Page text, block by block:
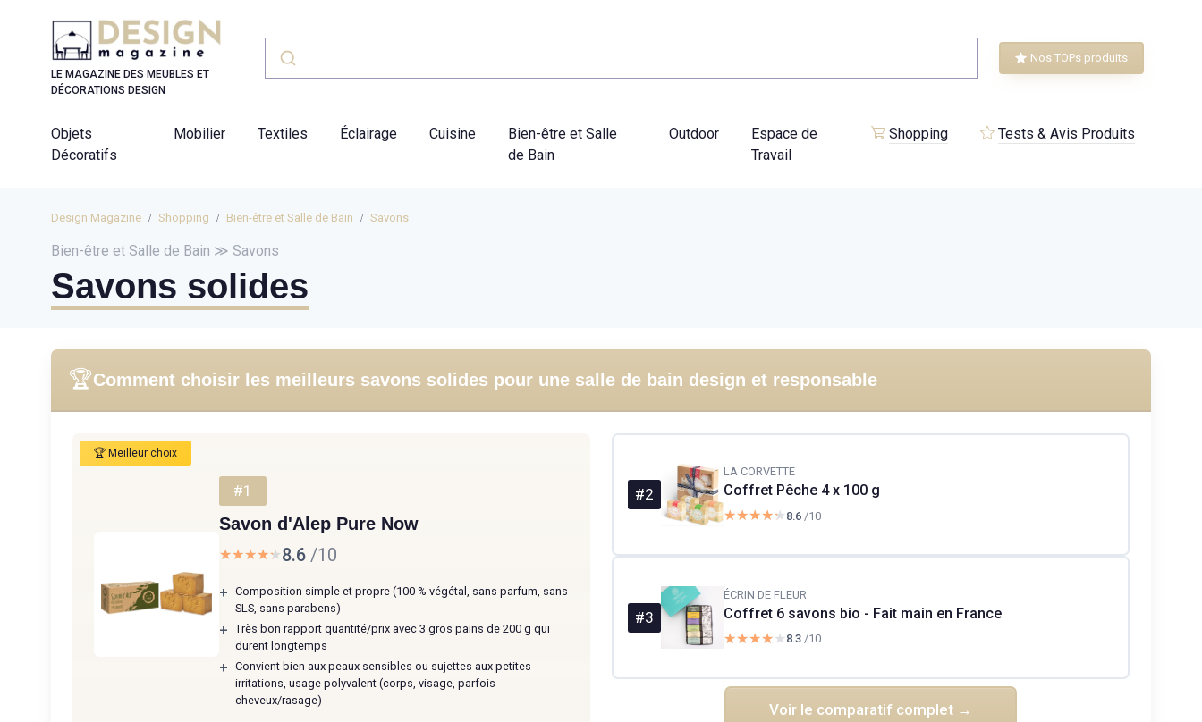
LE MAGAZINE DES MEUBLES ET
DÉCORATIONS DESIGN
Nos TOPs produits
Objets
Décoratifs
Mobilier Textiles Éclairage Cuisine
Bien-être et Salle
de Bain
Outdoor
Espace de
Travail
Shopping Tests & Avis Produits
Design Magazine Shopping Bien-être et Salle de Bain Savons
Bien-être et Salle de Bain ≫ Savons
Savons solides
🏆Comment choisir les meilleurs savons solides pour une salle de bain design et responsable
🏆 Meilleur choix
#1
Savon d'Alep Pure Now
★★★★★
★★★★★8.6 /10
+ Composition simple et propre (100 % végétal, sans parfum, sans
SLS, sans parabens)
+ Très bon rapport quantité/prix avec 3 gros pains de 200 g qui
durent longtemps
+ Convient bien aux peaux sensibles ou sujettes aux petites
irritations, usage polyvalent (corps, visage, parfois
cheveux/rasage)
#2
LA CORVETTE
Coffret Pêche 4 x 100 g
★★★★★
★★★★★ 8.6 /10
#3
ÉCRIN DE FLEUR
Coffret 6 savons bio - Fait main en France
★★★★★
★★★★★ 8.3 /10
Voir le comparatif complet →